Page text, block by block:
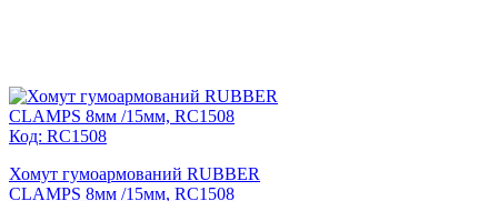
Код: RC1508
Хомут гумоармований RUBBER
CLAMPS 8мм /15мм, RC1508